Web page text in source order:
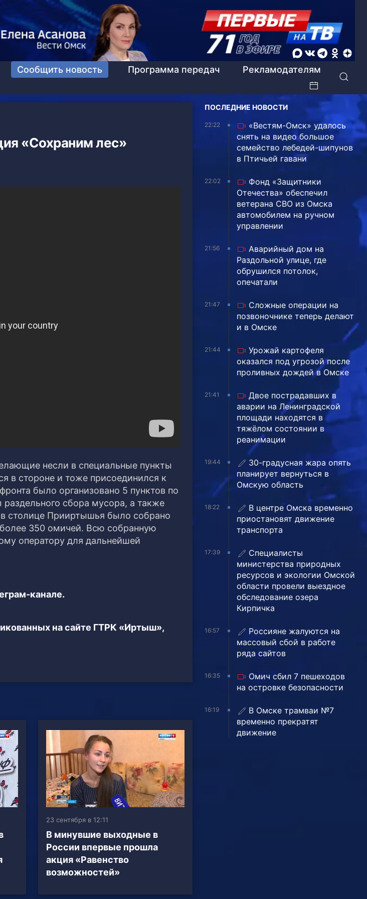
Сообщить новость Программа передач
Рекламодателям
«Сохраним лес»
несли в специальные пункты
в стороне и тоже присоединился к
было организовано 5 пунктов по
сбора мусора, а также
в столице Прииртышья было собрано
350 омичей. Всю собранную
оператору для дальнейшей
канале.
на сайте ГТРК «Иртыш»,
23 сентября в 12:11
В минувшие выходные в
России впервые прошла
акция «Равенство
возможностей»
ПОСЛЕДНИЕ НОВОСТИ
22:22
«Вестям-Омск» удалось
снять на видео большое
семейство лебедей-шипунов
в Птичьей гавани
22:02
Фонд «Защитники
Отечества» обеспечил
ветерана СВО из Омска
автомобилем на ручном
управлении
21:56
Аварийный дом на
Раздольной улице, где
обрушился потолок,
опечатали
21:47
Сложные операции на
позвоночнике теперь делают
и в Омске
21:44
Урожай картофеля
оказался под угрозой после
проливных дождей в Омске
21:41
Двое пострадавших в
аварии на Ленинградской
площади находятся в
тяжёлом состоянии в
реанимации
19:44
30-градусная жара опять
планирует вернуться в
Омскую область
18:22
В центре Омска временно
приостановят движение
транспорта
17:39
Специалисты
министерства природных
ресурсов и экологии Омской
области провели выездное
обследование озера
Кирпичка
16:57
Россияне жалуются на
массовый сбой в работе
ряда сайтов
16:35
Омич сбил 7 пешеходов
на островке безопасности
16:19
В Омске трамваи №7
временно прекратят
движение